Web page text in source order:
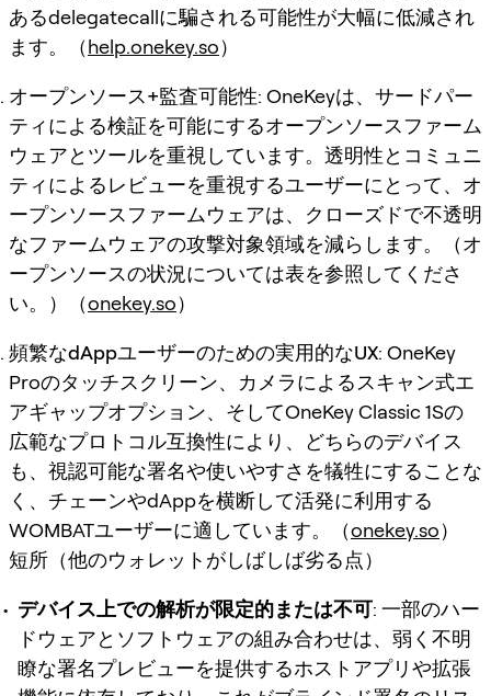
あるdelegatecallに騙される可能性が大幅に低減され
ます。（help.onekey.so）
オープンソース+監査可能性: OneKeyは、サードパー
ティによる検証を可能にするオープンソースファーム
ウェアとツールを重視しています。透明性とコミュニ
ティによるレビューを重視するユーザーにとって、オ
ープンソースファームウェアは、クローズドで不透明
なファームウェアの攻撃対象領域を減らします。（オ
ープンソースの状況については表を参照してくださ
い。）（onekey.so）
頻繁なdAppユーザーのための実用的なUX: OneKey
Proのタッチスクリーン、カメラによるスキャン式エ
アギャップオプション、そしてOneKey Classic 1Sの
広範なプロトコル互換性により、どちらのデバイス
も、視認可能な署名や使いやすさを犠牲にすることな
く、チェーンやdAppを横断して活発に利用する
WOMBATユーザーに適しています。（onekey.so）
短所（他のウォレットがしばしば劣る点）
デバイス上での解析が限定的または不可: 一部のハー
ドウェアとソフトウェアの組み合わせは、弱く不明
瞭な署名プレビューを提供するホストアプリや拡張